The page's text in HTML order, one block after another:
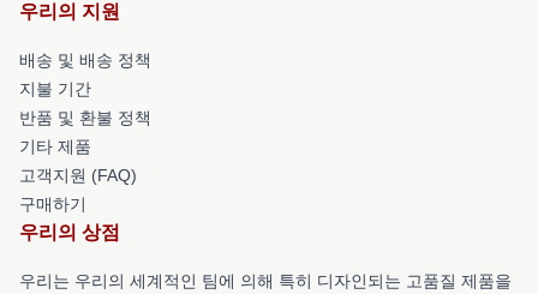
우리의 지원
배송 및 배송 정책
지불 기간
반품 및 환불 정책
기타 제품
고객지원 (FAQ)
구매하기
우리의 상점
우리는 우리의 세계적인 팀에 의해 특히 디자인되는 고품질 제품을